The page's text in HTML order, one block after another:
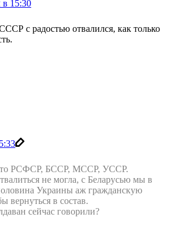
15:30
с радостью отвалился, как только
РСФСР, БССР, МССР, УССР.
не могла, с Беларусью мы в
Украины аж гражданскую
вернуться в состав.
сейчас говорили?